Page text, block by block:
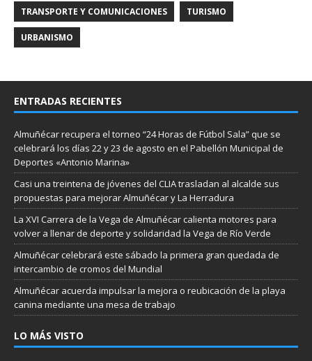
TRANSPORTE Y COMUNICACIONES TURISMO
URBANISMO
ENTRADAS RECIENTES
Almuñécar recupera el torneo “24 Horas de Fútbol Sala” que se
celebrará los días 22 y 23 de agosto en el Pabellón Municipal de
Deportes «Antonio Marina»
Casi una treintena de jóvenes del CLIA trasladan al alcalde sus
propuestas para mejorar Almuñécar y La Herradura
La XVI Carrera de la Vega de Almuñécar calienta motores para
volver a llenar de deporte y solidaridad la Vega de Río Verde
Almuñécar celebrará este sábado la primera gran quedada de
intercambio de cromos del Mundial
Almuñécar acuerda impulsar la mejora o reubicación de la playa
canina mediante una mesa de trabajo
LO MÁS VISTO